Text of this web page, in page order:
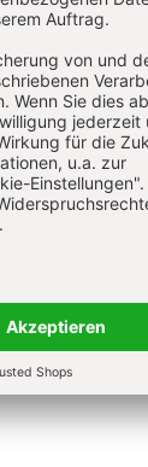
ersten
des
weil
gilt
Paul
hat als
Amoris